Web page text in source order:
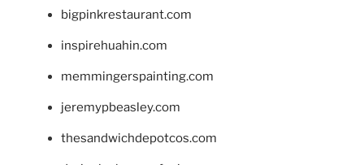
bigpinkrestaurant.com
inspirehuahin.com
memmingerspainting.com
jeremypbeasley.com
thesandwichdepotcos.com